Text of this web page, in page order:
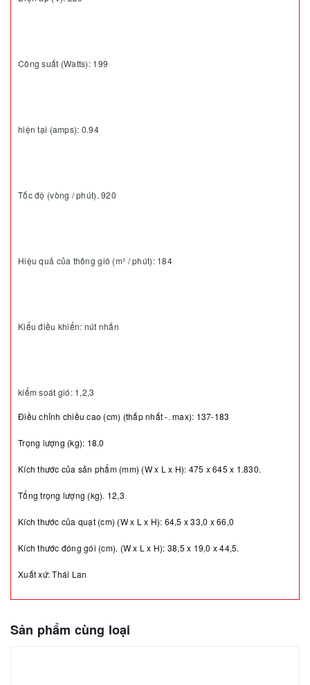
Công suất (Watts): 199
hiện tại (amps): 0.94
Tốc độ (vòng / phút). 920
Hiệu quả của thông gió (m³ / phút): 184
Kiểu điều khiển: nút nhấn
kiểm soát gió: 1,2,3
Điều chỉnh chiều cao (cm) (thấp nhất -. max): 137-183
Trọng lượng (kg): 18.0
Kích thước của sản phẩm (mm) (W x L x H): 475 x 645 x 1.830.
Tổng trọng lượng (kg). 12,3
Kích thước của quạt (cm) (W x L x H): 64,5 x 33,0 x 66,0
Kích thước đóng gói (cm). (W x L x H): 38,5 x 19,0 x 44,5.
Xuất xứ: Thái Lan
Sản phẩm cùng loại